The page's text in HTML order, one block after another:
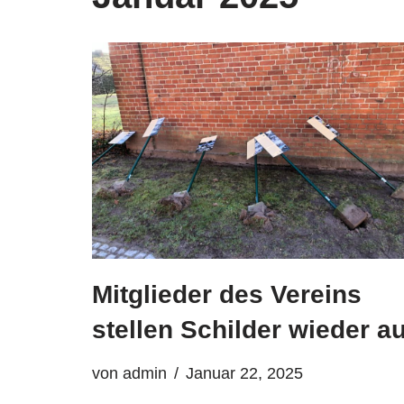
Mitglieder des Vereins
stellen Schilder wieder
von admin Januar 22, 2025